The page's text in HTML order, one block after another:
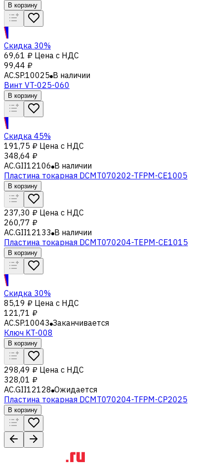
В корзину
Скидка 30%
69,61 ₽ Цена с НДС
99,44 ₽
AC.SP.10025 В наличии
Винт VT-025-060
В корзину
Скидка 45%
191,75 ₽ Цена с НДС
348,64 ₽
AC.GII12106 В наличии
Пластина токарная DCMT070202-TFPM-CE1005
В корзину
237,30 ₽ Цена с НДС
260,77 ₽
AC.GII12133 В наличии
Пластина токарная DCMT070204-TEPM-CE1015
В корзину
Скидка 30%
85,19 ₽ Цена с НДС
121,71 ₽
AC.SP.10043 Заканчивается
Ключ KT-008
В корзину
298,49 ₽ Цена с НДС
328,01 ₽
AC.GII12128 Ожидается
Пластина токарная DCMT070204-TFPM-CP2025
В корзину